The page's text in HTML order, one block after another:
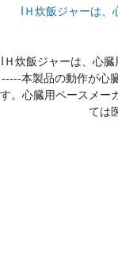
IＨ炊飯ジャーは、
IＨ炊飯ジャーは、心
-----本製品の動作が心
す。心臓用ペースメー
ては